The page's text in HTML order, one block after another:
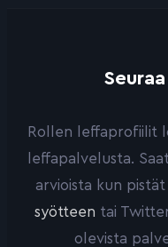
Seuraa
Rollen leffaprofiilit
leffapalvelusta.
arvioista kun
syötteen tai
olevista